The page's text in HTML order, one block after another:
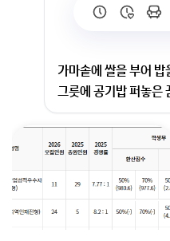
가마솥에 쌀을 부어
그릇에 공기밥 퍼놓은
밥을 짓는 다는 의미는
재수와 건강을 의미해요
조상님 드시라고 밥을
조상님들께 제사 또는
그 음덕으로 자손들